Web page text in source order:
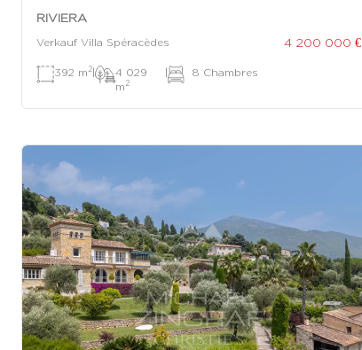
RIVIERA
Verkauf Villa Spéracèdes 4 200 000 €
392 m 2|
4 029
m 2
| 8 Chambres